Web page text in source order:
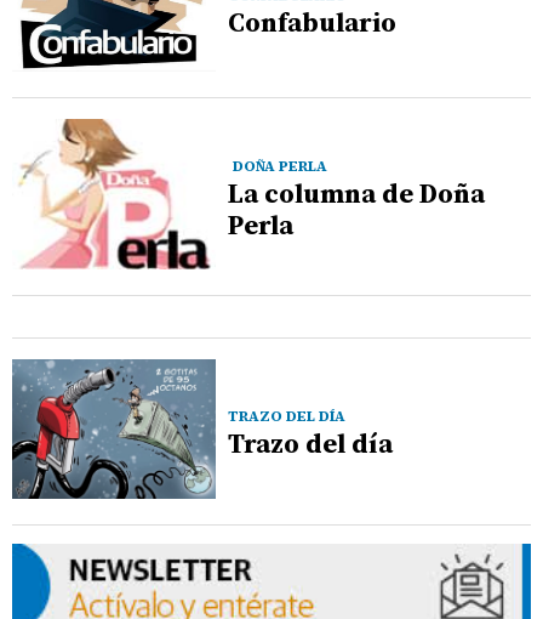
Confabulario
DOÑA PERLA
La columna de Doña
Perla
TRAZO DEL DÍA
Trazo del día